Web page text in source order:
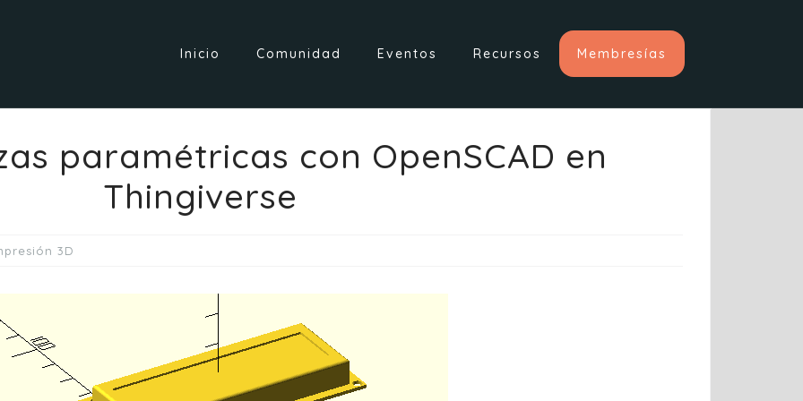
Inicio Comunidad Eventos Recursos Membresías
paramétricas con OpenSCAD en
Thingiverse
3D